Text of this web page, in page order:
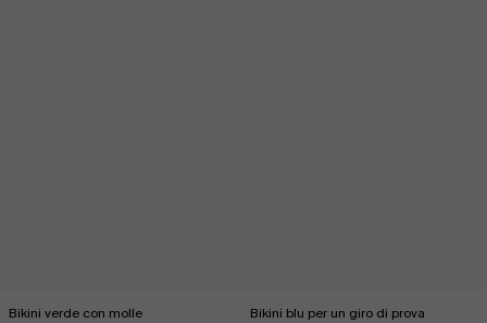
Bikini verde con molle Bikini blu per un giro di prova